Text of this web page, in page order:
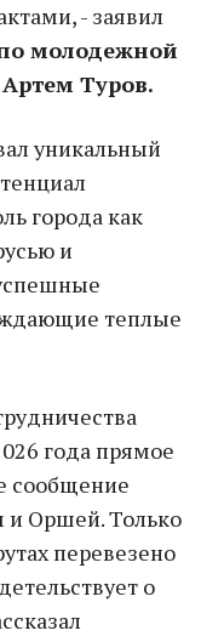
- заявил
молодежной
Туров.
уникальный
города как
и
теплые
года прямое
сообщение
Оршей. Только
перевезено
о